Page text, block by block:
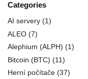
Categories
AI servery (1)
ALEO (7)
Alephium (ALPH) (1)
Bitcoin (BTC) (11)
Herní počítače (37)